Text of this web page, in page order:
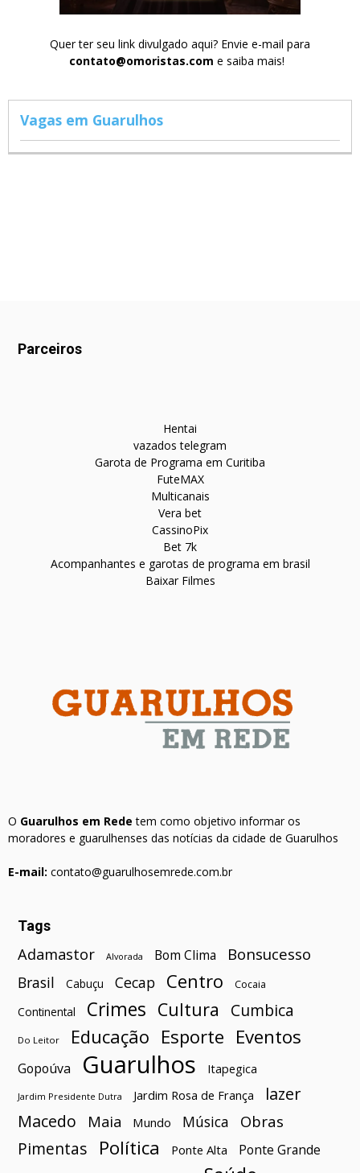
Quer ter seu link divulgado aqui? Envie e-mail para
contato@omoristas.com e saiba mais!
Vagas em Guarulhos
Parceiros
Hentai
vazados telegram
Garota de Programa em Curitiba
FuteMAX
Multicanais
Vera bet
CassinoPix
Bet 7k
Acompanhantes e garotas de programa em brasil
Baixar Filmes
O Guarulhos em Rede tem como objetivo informar os
moradores e guarulhenses das notícias da cidade de Guarulhos
E-mail: contato@guarulhosemrede.com.br
Tags
Adamastor Alvorada Bom Clima Bonsucesso
Brasil Cabuçu Cecap Centro Cocaia
Continental Crimes Cultura Cumbica
Do Leitor Educação Esporte Eventos
Gopoúva Guarulhos Itapegica
Jardim Presidente Dutra Jardim Rosa de França
lazer
Macedo
Maia Mundo Música Obras
Pimentas Política Ponte Alta Ponte Grande